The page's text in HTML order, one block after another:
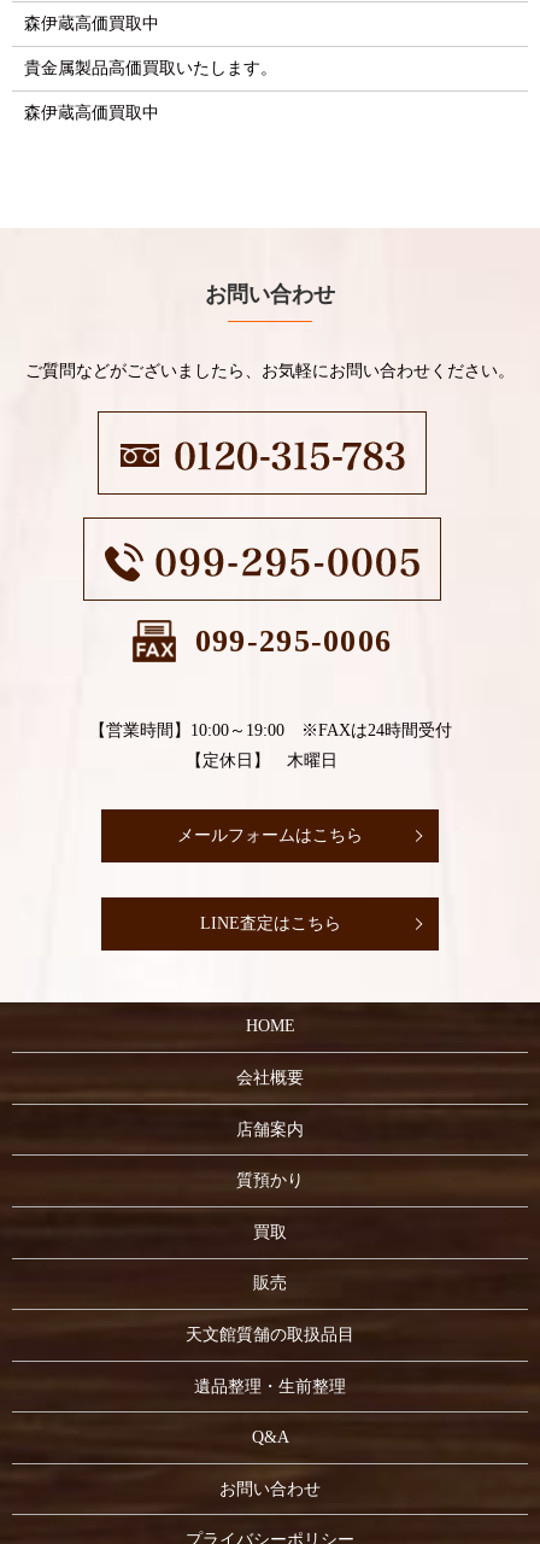
森伊蔵高価買取中
貴金属製品高価買取いたします。
森伊蔵高価買取中
お問い合わせ
ご質問などがございましたら、お気軽にお問い合わせください。
099-295-0006
【営業時間】10:00～19:00 ※FAXは24時間受付
【定休日】 木曜日
メールフォームはこちら
LINE査定はこちら
HOME
会社概要
店舗案内
質預かり
買取
販売
天文館質舗の取扱品目
遺品整理・生前整理
Q&A
お問い合わせ
プライバシーポリシー